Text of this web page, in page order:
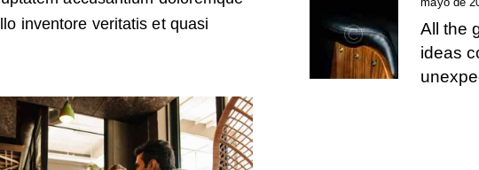
inventore veritatis et quasi
All the
ideas